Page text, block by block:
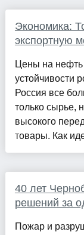
Экономика:
экспортную
Цены на
устойчивости
Россия все
только сырье,
высокого
товары. Как
40 лет
решений за
Пожар и